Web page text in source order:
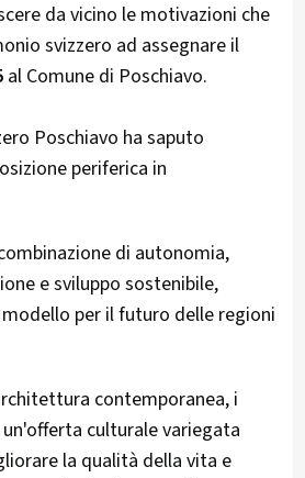
da vicino le motivazioni che
svizzero ad assegnare il
al Comune di Poschiavo.
Poschiavo ha saputo
periferica in
di autonomia,
e sviluppo sostenibile,
per il futuro delle regioni
contemporanea, i
culturale variegata
la qualità della vita e